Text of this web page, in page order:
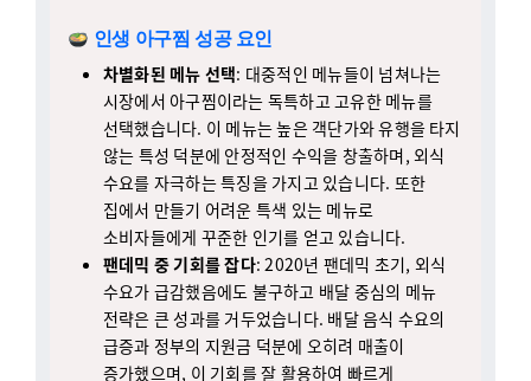
차별화된 메뉴 선택 : 대중적인 메뉴들이 넘쳐나는
시장에서 아구찜이라는 독특하고 고유한 메뉴를
선택했습니다. 이 메뉴는 높은 객단가와 유행을 타지
않는 특성 덕분에 안정적인 수익을 창출하며, 외식
수요를 자극하는 특징을 가지고 있습니다. 또한
집에서 만들기 어려운 특색 있는 메뉴로
소비자들에게 꾸준한 인기를 얻고 있습니다.
팬데믹 중 기회를 잡다: 2020년 팬데믹 초기, 외식
수요가 급감했음에도 불구하고 배달 중심의 메뉴
전략은 큰 성과를 거두었습니다. 배달 음식 수요의
급증과 정부의 지원금 덕분에 오히려 매출이
증가했으며, 이 기회를 잘 활용하여 빠르게
프랜차이즈 사업을 확장할 수 있었습니다. 점주들의